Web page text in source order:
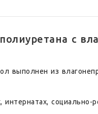
с
выполнен из
социально-